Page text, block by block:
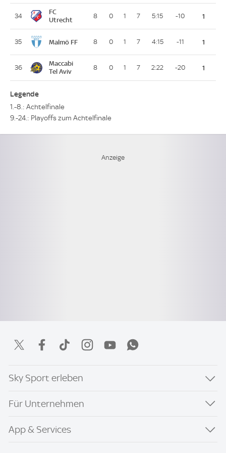
34
FC
Utrecht
8 0 1 7 5:15 -10 1
35 Malmö FF 8 0 1 7 4:15 -11 1
36
Maccabi
Tel Aviv
8 0 1 7 2:22 -20 1
Legende
1.-8.: Achtelfinale
9.-24.: Playoffs zum Achtelfinale
Sky Sport erleben
Für Unternehmen
App & Services